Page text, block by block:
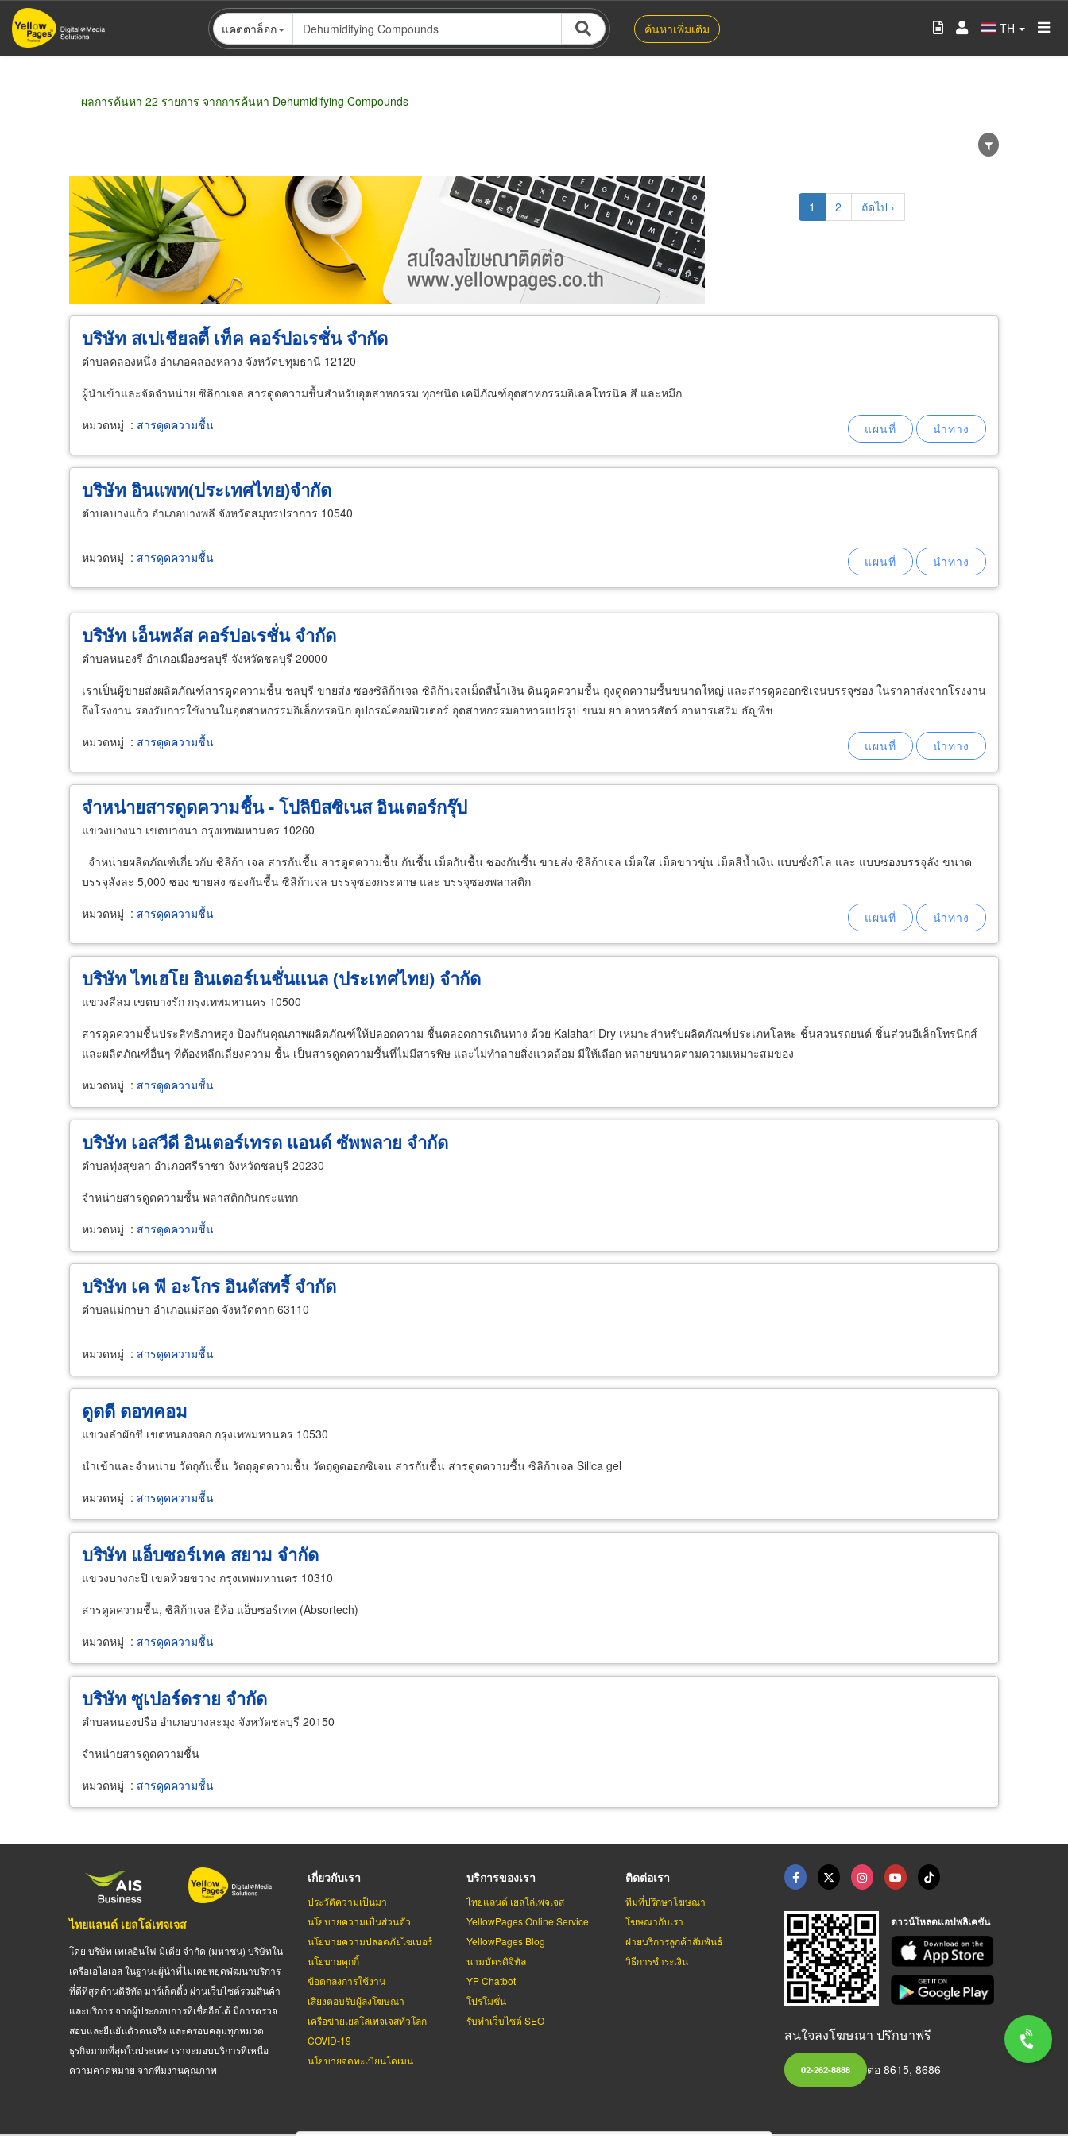
ข้าม
ไป
แคตตาล็อก ค้นหาเพิ่มเติม TH
ผลการค้นหา 22 รายการ จากการค้นหา Dehumidifying Compounds
ขายส่ง ขายปลีก ผู้ผลิต ตัวแทนจัดจำหน่าย ผู้ส่งออก/นำเข้า ธุรกิจบริการ
บริษัท สเปเชียลตี้ เท็ค คอร์ปอเรชั่น จำกัด
ตำบลคลองหนึ่ง อำเภอคลองหลวง จังหวัดปทุมธานี 12120
ผู้นำเข้าและจัดจำหน่าย ซิลิกาเจล สารดูดความชื้นสำหรับอุตสาหกรรม ทุกชนิด เคมีภัณฑ์อุตสาหกรรมอิเลคโทรนิค สี และหมึก
หมวดหมู่ : สารดูดความชื้น
บริษัท อินแพท(ประเทศไทย)จำกัด
ตำบลบางแก้ว อำเภอบางพลี จังหวัดสมุทรปราการ 10540
หมวดหมู่ : สารดูดความชื้น
บริษัท เอ็นพลัส คอร์ปอเรชั่น จำกัด
ตำบลหนองรี อำเภอเมืองชลบุรี จังหวัดชลบุรี 20000
เราเป็นผู้ขายส่งผลิตภัณฑ์สารดูดความชื้น ชลบุรี ขายส่ง ซองซิลิก้าเจล ซิลิก้าเจลเม็ดสีน้ำเงิน ดินดูดความชื้น ถุงดูดความชื้นขนาดใหญ่ และสารดูดออกซิเจนบรรจุซอง ในราคาส่งจากโรงงาน
ถึงโรงงาน รองรับการใช้งานในอุตสาหกรรมอิเล็กทรอนิก อุปกรณ์คอมพิวเตอร์ อุตสาหกรรมอาหารแปรรูป ขนม ยา อาหารสัตว์ อาหารเสริม ธัญพืช
หมวดหมู่ : สารดูดความชื้น
จำหน่ายสารดูดความชื้น - โปลิบิสซิเนส อินเตอร์กรุ๊ป
แขวงบางนา เขตบางนา กรุงเทพมหานคร 10260
จำหน่ายผลิตภัณฑ์เกี่ยวกับ ซิลิก้า เจล สารกันชื้น สารดูดความชื้น กันชื้น เม็ดกันชื้น ซองกันชื้น ขายส่ง ซิลิก้าเจล เม็ดใส เม็ดขาวขุ่น เม็ดสีน้ำเงิน แบบชั่งกิโล และ แบบซองบรรจุลัง ขนาด
บรรจุลังละ 5,000 ซอง ขายส่ง ซองกันชื้น ซิลิก้าเจล บรรจุซองกระดาษ และ บรรจุซองพลาสติก
หมวดหมู่ : สารดูดความชื้น
บริษัท ไทเฮโย อินเตอร์เนชั่นแนล (ประเทศไทย) จำกัด
แขวงสีลม เขตบางรัก กรุงเทพมหานคร 10500
สารดูดความชื้นประสิทธิภาพสูง ป้องกันคุณภาพผลิตภัณฑ์ให้ปลอดความ ชื้นตลอดการเดินทาง ด้วย Kalahari Dry เหมาะสำหรับผลิตภัณฑ์ประเภทโลหะ ชิ้นส่วนรถยนต์ ชิ้นส่วนอีเล็กโทรนิกส์
และผลิตภัณฑ์อื่นๆ ที่ต้องหลีกเลี่ยงความ ชื้น เป็นสารดูดความชื้นที่ไม่มีสารพิษ และไม่ทำลายสิ่งแวดล้อม มีให้เลือก หลายขนาดตามความเหมาะสมของ
หมวดหมู่ : สารดูดความชื้น
บริษัท เอสวีดี อินเตอร์เทรด แอนด์ ซัพพลาย จำกัด
ตำบลทุ่งสุขลา อำเภอศรีราชา จังหวัดชลบุรี 20230
จำหน่ายสารดูดความชื้น พลาสติกกันกระแทก
หมวดหมู่ : สารดูดความชื้น
บริษัท เค พี อะโกร อินดัสทรี้ จำกัด
ตำบลแม่กาษา อำเภอแม่สอด จังหวัดตาก 63110
หมวดหมู่ : สารดูดความชื้น
ดูดดี ดอทคอม
แขวงลำผักชี เขตหนองจอก กรุงเทพมหานคร 10530
นำเข้าและจำหน่าย วัตถุกันชื้น วัตถุดูดความชื้น วัตถุดูดออกซิเจน สารกันชื้น สารดูดความชื้น ซิลิก้าเจล Silica gel
หมวดหมู่ : สารดูดความชื้น
บริษัท แอ็บซอร์เทค สยาม จำกัด
แขวงบางกะปิ เขตห้วยขวาง กรุงเทพมหานคร 10310
สารดูดความชื้น, ซิลิก้าเจล ยี่ห้อ แอ็บซอร์เทค (Absortech)
หมวดหมู่ : สารดูดความชื้น
บริษัท ซูเปอร์ดราย จำกัด
ตำบลหนองปรือ อำเภอบางละมุง จังหวัดชลบุรี 20150
จำหน่ายสารดูดความชื้น
หมวดหมู่ : สารดูดความชื้น
Pagination
Current
page
1 Page
2
Next
page
ถัดไป ›
ไทยแลนด์ เยลโล่เพจเจส
โดย บริษัท เทเลอินโฟ มีเดีย จำกัด (มหาชน) บริษัทใน
เครือเอไอเอส ในฐานะผู้นำที่ไม่เคยหยุดพัฒนาบริการ
ที่ดีที่สุดด้านดิจิทัล มาร์เก็ตติ้ง ผ่านเว็บไซต์รวมสินค้า
และบริการ จากผู้ประกอบการที่เชื่อถือได้ มีการตรวจ
สอบและยืนยันตัวตนจริง และครอบคลุมทุกหมวด
ธุรกิจมากที่สุดในประเทศ เราจะมอบบริการที่เหนือ
ความคาดหมาย จากทีมงานคุณภาพ
เกี่ยวกับเรา
ประวัติความเป็นมา
นโยบายความเป็นส่วนตัว
นโยบายความปลอดภัยไซเบอร์
นโยบายคุกกี้
ข้อตกลงการใช้งาน
เสียงตอบรับผู้ลงโฆษณา
เครือข่ายเยลโล่เพจเจสทั่วโลก
COVID-19
นโยบายจดทะเบียนโดเมน
บริการของเรา
ไทยแลนด์ เยลโล่เพจเจส
YellowPages Online Service
YellowPages Blog
นามบัตรดิจิทัล
YP Chatbot
โปรโมชั่น
รับทำเว็บไซต์ SEO
ติดต่อเรา
ทีมที่ปรึกษาโฆษณา
โฆษณากับเรา
ฝ่ายบริการลูกค้าสัมพันธ์
วิธีการชำระเงิน
ดาวน์โหลดแอปพลิเคชัน
สนใจลงโฆษณา ปรึกษาฟรี
02-262-8888 ต่อ 8615, 8686